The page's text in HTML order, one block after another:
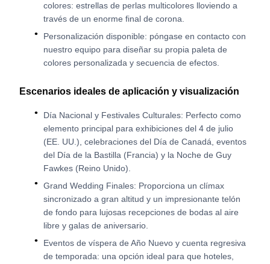
colores: estrellas de perlas multicolores lloviendo a
través de un enorme final de corona.
Personalización disponible: póngase en contacto con
nuestro equipo para diseñar su propia paleta de
colores personalizada y secuencia de efectos.
Escenarios ideales de aplicación y visualización
Día Nacional y Festivales Culturales: Perfecto como
elemento principal para exhibiciones del 4 de julio
(EE. UU.), celebraciones del Día de Canadá, eventos
del Día de la Bastilla (Francia) y la Noche de Guy
Fawkes (Reino Unido).
Grand Wedding Finales: Proporciona un clímax
sincronizado a gran altitud y un impresionante telón
de fondo para lujosas recepciones de bodas al aire
libre y galas de aniversario.
Eventos de víspera de Año Nuevo y cuenta regresiva
de temporada: una opción ideal para que hoteles,